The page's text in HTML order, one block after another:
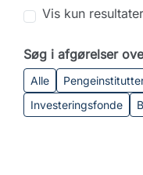
Vis kun
Søg i afgørelser
Alle
Investeringsfonde